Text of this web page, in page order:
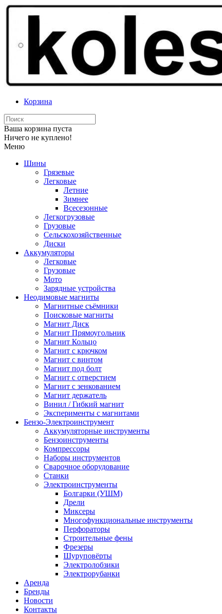
Корзина
Ваша корзина пуста
Ничего не куплено!
Меню
Шины
Грязевые
Легковые
Летние
Зимнее
Всесезонные
Легкогрузовые
Грузовые
Сельскохозяйственные
Диски
Аккумуляторы
Легковые
Грузовые
Мото
Зарядные устройства
Неодимовые магниты
Магнитные съёмники
Поисковые магниты
Магнит Диск
Магнит Пря­мо­уголь­ник
Магнит Кольцо
Магнит с крючком
Магнит с винтом
Магнит под болт
Магнит с отверстием
Магнит с зенкованием
Магнит держатель
Винил / Гибкий магнит
Эксперименты с магнитами
Бензо-Электроинструмент
Аккумуляторные инструменты
Бензоинструменты
Компрессоры
Наборы инструментов
Сварочное оборудование
Станки
Электроинструменты
Болгарки (УШМ)
Дрели
Миксеры
Многофункциональные инструменты
Перфораторы
Строительные фены
Фрезеры
Шуруповёрты
Электролобзики
Электрорубанки
Аренда
Бренды
Новости
Контакты